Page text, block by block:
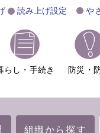
読み上げ設定 や
らし・手続き 防災・
組織から探す